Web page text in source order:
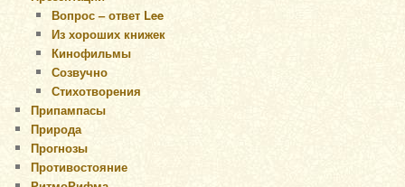
Вопрос – ответ Lee
Из хороших книжек
Кинофильмы
Созвучно
Стихотворения
Припампасы
Природа
Прогнозы
Противостояние